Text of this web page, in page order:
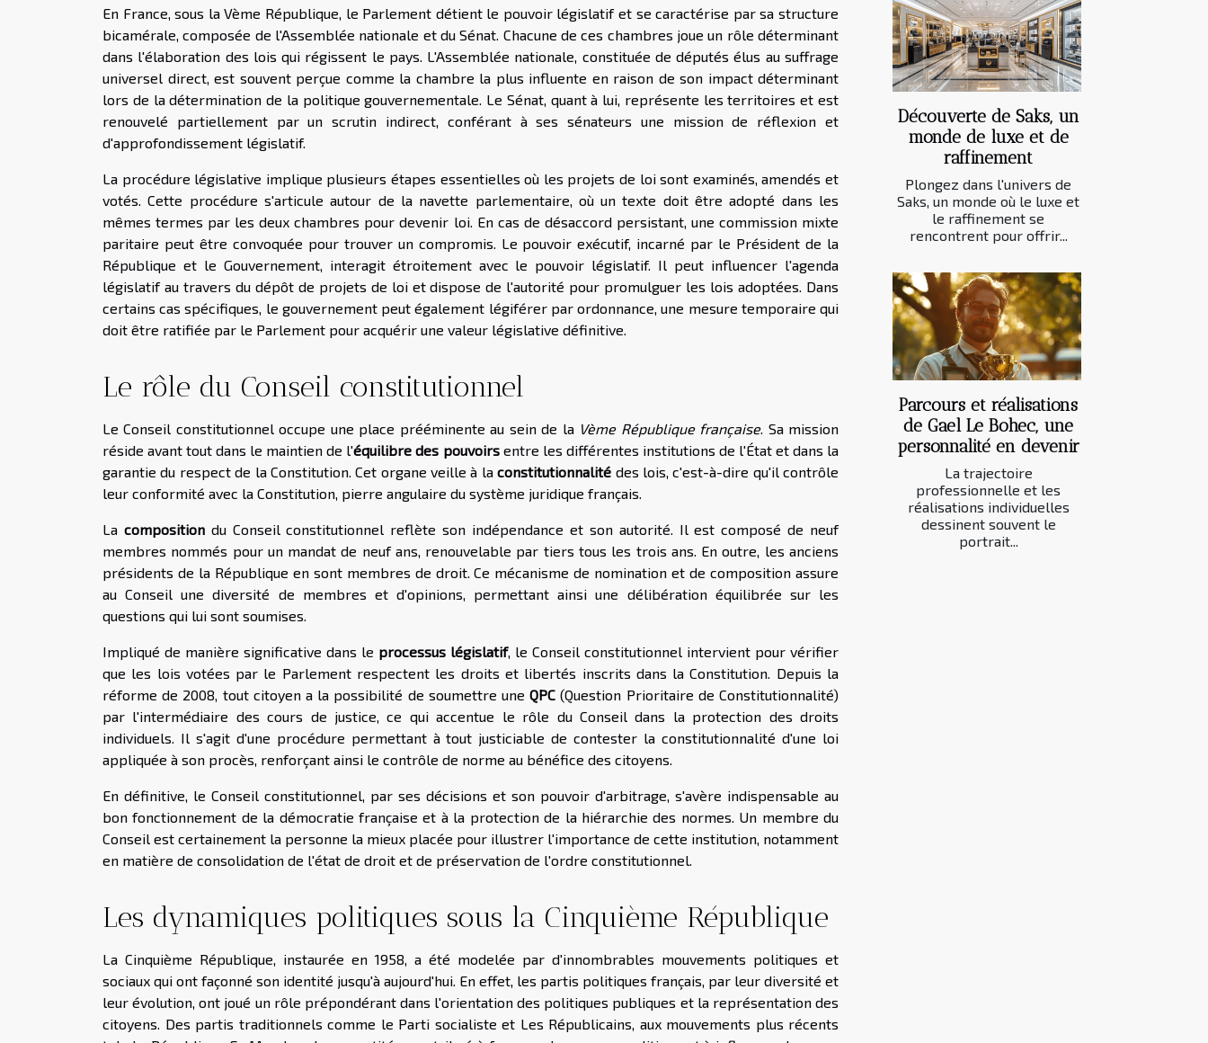
En France, sous la Vème République, le Parlement détient le pouvoir législatif et se caractérise par sa structure
bicamérale, composée de l'Assemblée nationale et du Sénat. Chacune de ces chambres joue un rôle déterminant
dans l'élaboration des lois qui régissent le pays. L'Assemblée nationale, constituée de députés élus au suffrage
universel direct, est souvent perçue comme la chambre la plus influente en raison de son impact déterminant
lors de la détermination de la politique gouvernementale. Le Sénat, quant à lui, représente les territoires et est
renouvelé partiellement par un scrutin indirect, conférant à ses sénateurs une mission de réflexion et
d'approfondissement législatif.
La procédure législative implique plusieurs étapes essentielles où les projets de loi sont examinés, amendés et
votés. Cette procédure s'articule autour de la navette parlementaire, où un texte doit être adopté dans les
mêmes termes par les deux chambres pour devenir loi. En cas de désaccord persistant, une commission mixte
paritaire peut être convoquée pour trouver un compromis. Le pouvoir exécutif, incarné par le Président de la
République et le Gouvernement, interagit étroitement avec le pouvoir législatif. Il peut influencer l'agenda
législatif au travers du dépôt de projets de loi et dispose de l'autorité pour promulguer les lois adoptées. Dans
certains cas spécifiques, le gouvernement peut également légiférer par ordonnance, une mesure temporaire qui
doit être ratifiée par le Parlement pour acquérir une valeur législative définitive.
Le rôle du Conseil constitutionnel
Le Conseil constitutionnel occupe une place prééminente au sein de la Vème République française. Sa mission
réside avant tout dans le maintien de l'équilibre des pouvoirsentre les différentes institutions de l'État et dans la
garantie du respect de la Constitution. Cet organe veille à laconstitutionnalité des lois, c'est-à-dire qu'il contrôle
leur conformité avec la Constitution, pierre angulaire du système juridique français.
La compositiondu Conseil constitutionnel reflète son indépendance et son autorité. Il est composé de neuf
membres nommés pour un mandat de neuf ans, renouvelable par tiers tous les trois ans. En outre, les anciens
présidents de la République en sont membres de droit. Ce mécanisme de nomination et de composition assure
au Conseil une diversité de membres et d'opinions, permettant ainsi une délibération équilibrée sur les
questions qui lui sont soumises.
Impliqué de manière significative dans le processus législatif, le Conseil constitutionnel intervient pour vérifier
que les lois votées par le Parlement respectent les droits et libertés inscrits dans la Constitution. Depuis la
réforme de 2008, tout citoyen a la possibilité de soumettre uneQPC (Question Prioritaire de Constitutionnalité)
par l'intermédiaire des cours de justice, ce qui accentue le rôle du Conseil dans la protection des droits
individuels. Il s'agit d'une procédure permettant à tout justiciable de contester la constitutionnalité d'une loi
appliquée à son procès, renforçant ainsi le contrôle de norme au bénéfice des citoyens.
En définitive, le Conseil constitutionnel, par ses décisions et son pouvoir d'arbitrage, s'avère indispensable au
bon fonctionnement de la démocratie française et à la protection de la hiérarchie des normes. Un membre du
Conseil est certainement la personne la mieux placée pour illustrer l'importance de cette institution, notamment
en matière de consolidation de l'état de droit et de préservation de l'ordre constitutionnel.
Les dynamiques politiques sous la Cinquième République
La Cinquième République, instaurée en 1958, a été modelée par d'innombrables mouvements politiques et
sociaux qui ont façonné son identité jusqu'à aujourd'hui. En effet, les partis politiques français, par leur diversité et
leur évolution, ont joué un rôle prépondérant dans l'orientation des politiques publiques et la représentation des
citoyens. Des partis traditionnels comme le Parti socialiste et Les Républicains, aux mouvements plus récents
Découverte de Saks, un
monde de luxe et de
raffinement
Plongez dans l'univers de
Saks, un monde où le luxe et
le raffinement se
rencontrent pour offrir...
Parcours et réalisations
de Gael Le Bohec, une
personnalité en devenir
La trajectoire
professionnelle et les
réalisations individuelles
dessinent souvent le
portrait...